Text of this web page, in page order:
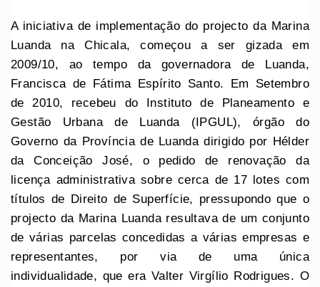
A iniciativa de implementação do projecto da Marina
Luanda na Chicala, começou a ser gizada em
2009/10, ao tempo da governadora de Luanda,
Francisca de Fátima Espírito Santo. Em Setembro
de 2010, recebeu do Instituto de Planeamento e
Gestão Urbana de Luanda (IPGUL), órgão do
Governo da Província de Luanda dirigido por Hélder
da Conceição José, o pedido de renovação da
licença administrativa sobre cerca de 17 lotes com
títulos de Direito de Superfície, pressupondo que o
projecto da Marina Luanda resultava de um conjunto
de várias parcelas concedidas a várias empresas e
representantes, por via de uma única
individualidade, que era Valter Virgílio Rodrigues. O